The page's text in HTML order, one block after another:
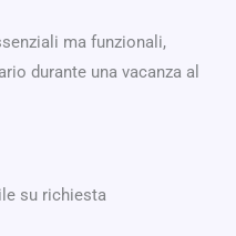
ma funzionali,
durante una vacanza al
su richiesta